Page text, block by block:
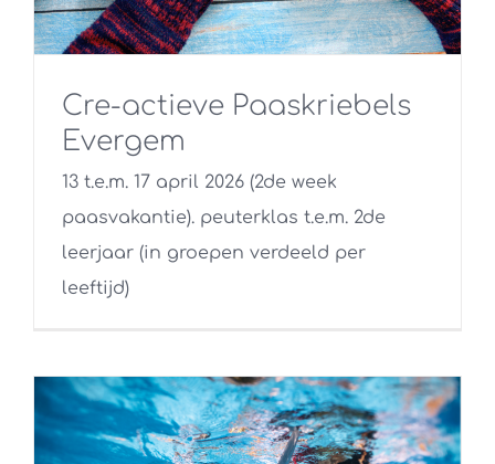
Cre-actieve Paaskriebels
Evergem
13 t.e.m. 17 april 2026 (2de week
paasvakantie). peuterklas t.e.m. 2de
leerjaar (in groepen verdeeld per
leeftijd)